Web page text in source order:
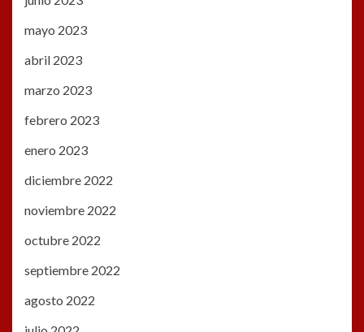
mayo 2023
abril 2023
marzo 2023
febrero 2023
enero 2023
diciembre 2022
noviembre 2022
octubre 2022
septiembre 2022
agosto 2022